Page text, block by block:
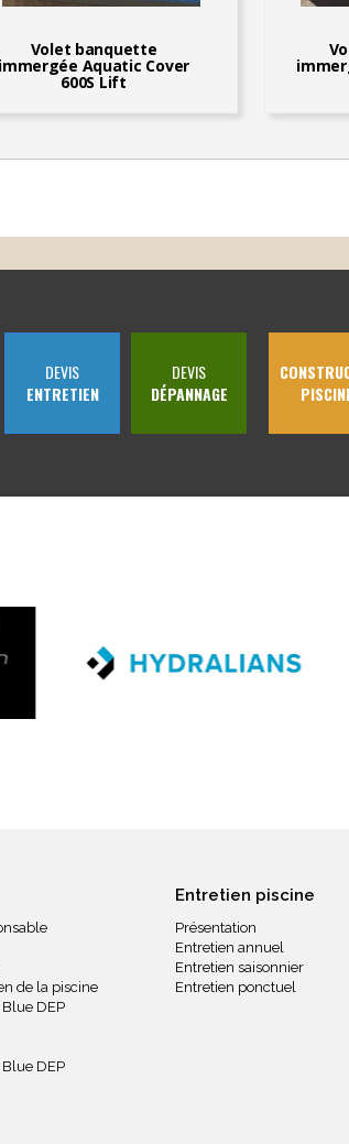
Volet banquette
immergée Aquatic Cover
600S Lift
DEVIS
ENTRETIEN
DEVIS
DÉPANNAGE
de la piscine
DEP
DEP
Entretien piscine
Présentation
Entretien annuel
Entretien saisonnier
Entretien ponctuel